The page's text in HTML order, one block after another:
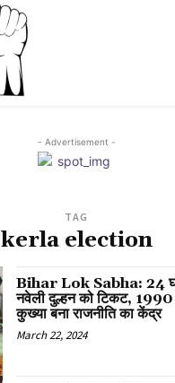
- Advertisement -
TAG
kerla election
Bihar Lok Sabha: 24
नवेली दुल्हन को टिकट,
कुख्या बना राजनीति का केंद्र
March 22, 2024